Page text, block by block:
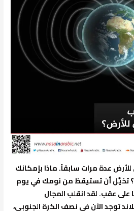
عدة مرات سابقاً. ماذا بإمكانك
تخيَّل أن تستيقظ من نومك في يوم
على عقب. لقد انقلب المجال
توجد الآن في نصف الكرة الجنوبي،